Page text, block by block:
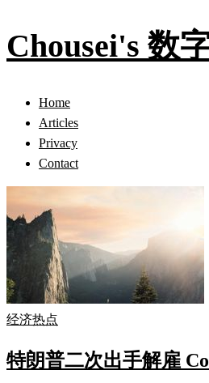
Chousei's 数
Home
Articles
Privacy
Contact
经济热点
特朗普二次出手解雇